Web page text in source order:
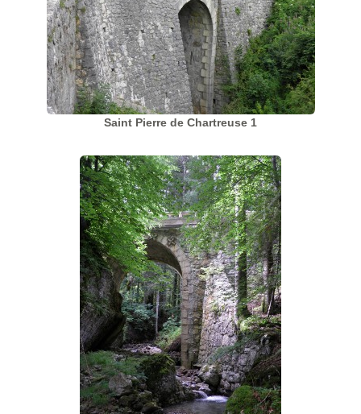
Saint Pierre de Chartreuse 1